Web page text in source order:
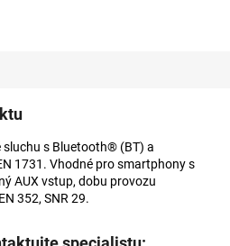
sluchu s Bluetooth® (BT) a
1731. Vhodné pro smartphony s
AUX vstup, dobu provozu
352, SNR 29.